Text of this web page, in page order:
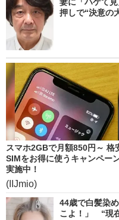
押しで“決意の
スマホ2GBで月額850円～ 格
SIMをお得に使うキャンペー
実施中！
(IIJmio)
44歳で白髪染
こよ！」 “現